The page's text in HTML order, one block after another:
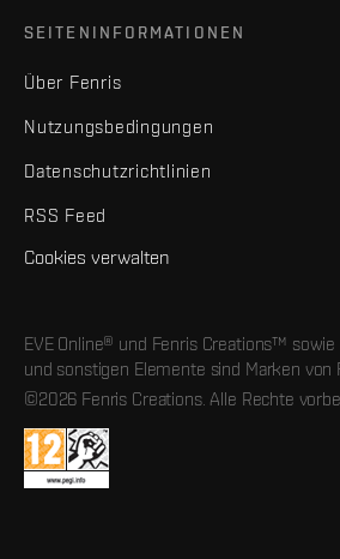
SEITENINFORMATIONEN
Über Fenris
Nutzungsbedingungen
Datenschutzrichtlinien
RSS Feed
Cookies verwalten
EVE Online® und Fenris Creations™
und sonstigen Elemente sind Marken von
©2026 Fenris Creations. Alle Rechte